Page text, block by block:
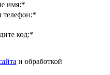
имя:*
*
код:*
и обработкой